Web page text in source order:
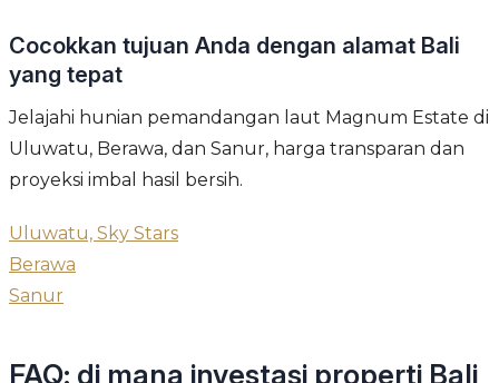
Cocokkan tujuan Anda dengan alamat Bali
yang tepat
Jelajahi hunian pemandangan laut Magnum Estate di
Uluwatu, Berawa, dan Sanur, harga transparan dan
proyeksi imbal hasil bersih.
Uluwatu, Sky Stars
Berawa
Sanur
FAQ: di mana investasi properti Bali